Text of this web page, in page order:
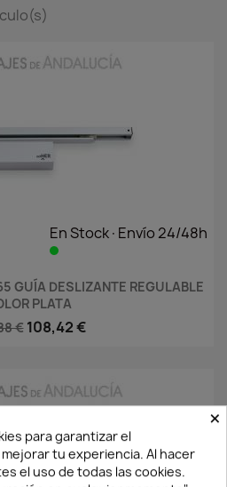
En Stock·Envío 24/48h
GUÍA DESLIZANTE REGULABLE
PLATA
€ 108,42 €
×
para garantizar el
tu experiencia. Al hacer
el uso de todas las cookies.